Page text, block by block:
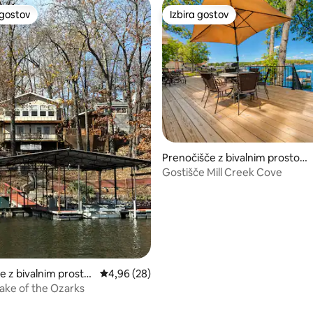
od 5, št. mnenj: 3
prenočišča z značko »Izbira gostov«
z bivalnim prostor
Sunrise Beach
Povprečna ocena: 4,96 od 5, št. mnenj: 28
4,96 (28)
of the Ozarks
Izbira gostov
Izbira gostov
Prenočišče z bivalnim prostor
om v mestu Gravois Mills
Gostišče Mill Creek Cove